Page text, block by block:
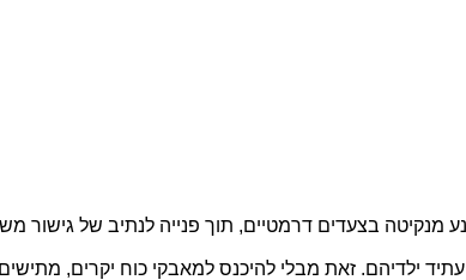
מנקיטה בצעדים דרמטיים, תוך פנייה לנתיב של גישור
ילדיהם. זאת מבלי להיכנס למאבקי כוח יקרים,